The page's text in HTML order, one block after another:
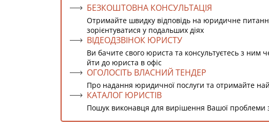
БЕЗКОШТОВНА КОНСУЛЬТАЦІЯ
Отримайте швидку відповідь на юридичне
зорієнтуватися у подальших діях
ВІДЕОДЗВІНОК ЮРИСТУ
Ви бачите свого юриста та консультуєтесь з
йти до юриста в офіс
ОГОЛОСІТЬ ВЛАСНИЙ ТЕНДЕР
Про надання юридичної послуги та отримайте
КАТАЛОГ ЮРИСТІВ
Пошук виконавця для вирішення Вашої